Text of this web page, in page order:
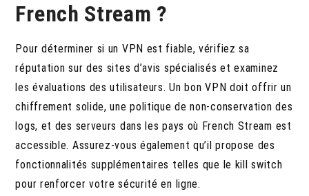
French Stream ?
Pour déterminer si un VPN est fiable, vérifiez sa
réputation sur des sites d’avis spécialisés et examinez
les évaluations des utilisateurs. Un bon VPN doit offrir un
chiffrement solide, une politique de non-conservation des
logs, et des serveurs dans les pays où French Stream est
accessible. Assurez-vous également qu’il propose des
fonctionnalités supplémentaires telles que le kill switch
pour renforcer votre sécurité en ligne.